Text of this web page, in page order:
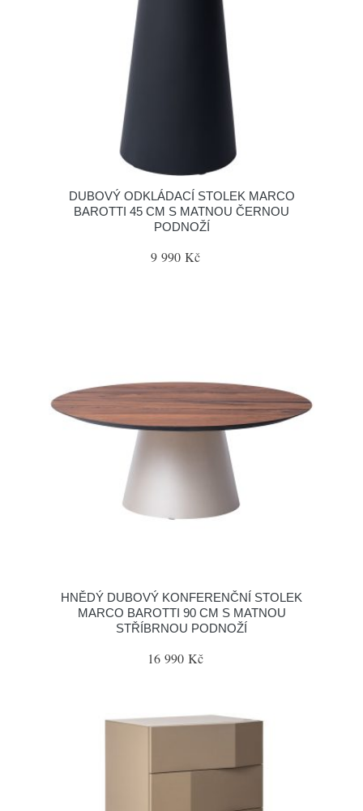
DUBOVÝ ODKLÁDACÍ STOLEK MARCO
BAROTTI 45 CM S MATNOU ČERNOU
PODNOŽÍ
9 990 Kč
HNĚDÝ DUBOVÝ KONFERENČNÍ STOLEK
MARCO BAROTTI 90 CM S MATNOU
STŘÍBRNOU PODNOŽÍ
16 990 Kč